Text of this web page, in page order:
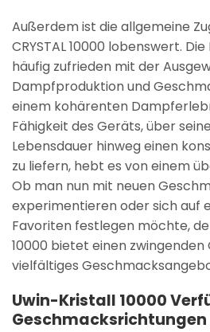
Außerdem ist die allgemeine
CRYSTAL 10000 lobenswert.
häufig zufrieden mit der
Dampfproduktion und
einem kohärenten
Fähigkeit des Geräts, über
Lebensdauer hinweg einen
zu liefern, hebt es von einem
Ob man nun mit neuen
experimentieren oder sich auf
Favoriten festlegen möchte, der
10000 bietet einen zwingenden
vielfältiges
Uwin-Kristall 10000
Geschmacksrichtungen